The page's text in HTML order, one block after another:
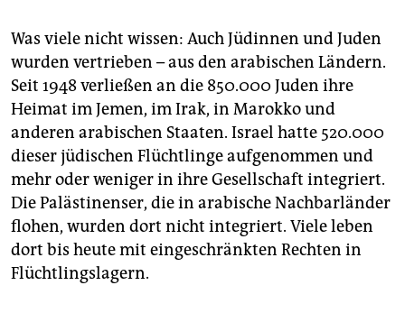
Was viele nicht wissen: Auch Jüdinnen und Juden
wurden vertrieben – aus den arabischen Ländern.
Seit 1948 verließen an die 850.000 Juden ihre
Heimat im Jemen, im Irak, in Marokko und
anderen arabischen Staaten. Israel hatte 520.000
dieser jüdischen Flüchtlinge aufgenommen und
mehr oder weniger in ihre Gesellschaft integriert.
Die Palästinenser, die in arabische Nachbarländer
flohen, wurden dort nicht integriert. Viele leben
dort bis heute mit eingeschränkten Rechten in
Flüchtlingslagern.